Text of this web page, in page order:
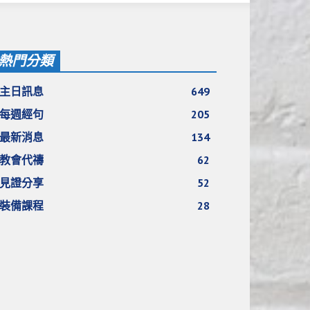
門分類
主日訊息
649
每週經句
205
最新消息
134
教會代禱
62
見證分享
52
裝備課程
28